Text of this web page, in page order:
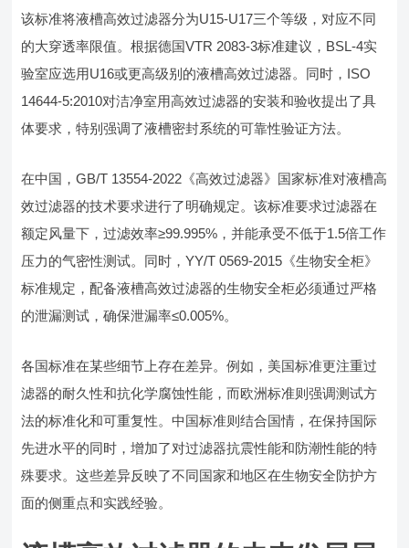
该标准将液槽高效过滤器分为U15-U17三个等级，对应不同
的大穿透率限值。根据德国VTR 2083-3标准建议，BSL-4实
验室应选用U16或更高级别的液槽高效过滤器。同时，ISO
14644-5:2010对洁净室用高效过滤器的安装和验收提出了具
体要求，特别强调了液槽密封系统的可靠性验证方法。
在中国，GB/T 13554-2022《高效过滤器》国家标准对液槽高
效过滤器的技术要求进行了明确规定。该标准要求过滤器在
额定风量下，过滤效率≥99.995%，并能承受不低于1.5倍工作
压力的气密性测试。同时，YY/T 0569-2015《生物安全柜》
标准规定，配备液槽高效过滤器的生物安全柜必须通过严格
的泄漏测试，确保泄漏率≤0.005%。
各国标准在某些细节上存在差异。例如，美国标准更注重过
滤器的耐久性和抗化学腐蚀性能，而欧洲标准则强调测试方
法的标准化和可重复性。中国标准则结合国情，在保持国际
先进水平的同时，增加了对过滤器抗震性能和防潮性能的特
殊要求。这些差异反映了不同国家和地区在生物安全防护方
面的侧重点和实践经验。